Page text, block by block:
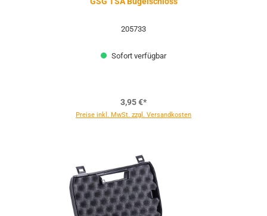
205733
Sofort verfügbar
3,95 €*
Preise inkl. MwSt. zzgl. Versandkosten